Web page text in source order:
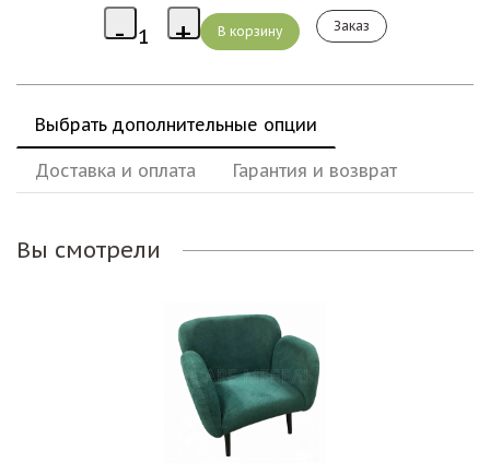
Заказ
Выбрать дополнительные опции
Доставка и оплата Гарантия и возврат
Вы смотрели